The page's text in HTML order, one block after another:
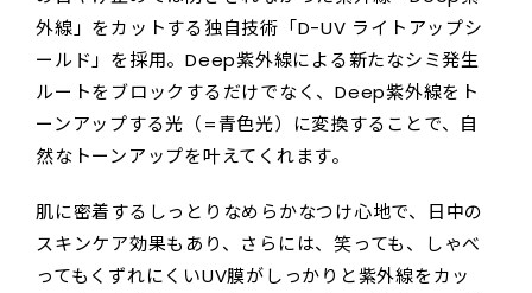
外線」をカットする独自技術「D-UV ライトアップシ
ールド」を採用。Deep紫外線による新たなシミ発生
ルートをブロックするだけでなく、Deep紫外線をト
ーンアップする光（=青色光）に変換することで、自
然なトーンアップを叶えてくれます。
肌に密着するしっとりなめらかなつけ心地で、日中の
スキンケア効果もあり、さらには、笑っても、しゃべ
ってもくずれにくいUV膜がしっかりと紫外線をカッ